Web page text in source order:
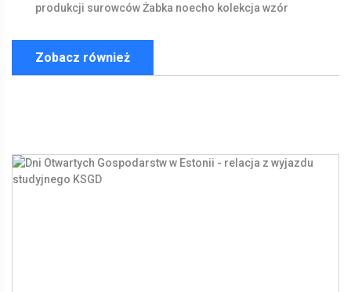
produkcji surowcówŻabka noecho kolekcja wzór
Zobacz również